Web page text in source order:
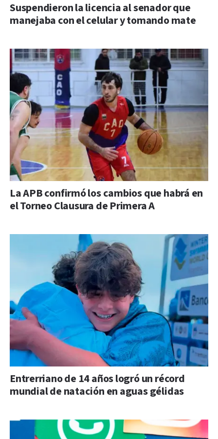
Suspendieron la licencia al senador que
manejaba con el celular y tomando mate
La APB confirmó los cambios que habrá en
el Torneo Clausura de Primera A
Entrerriano de 14 años logró un récord
mundial de natación en aguas gélidas